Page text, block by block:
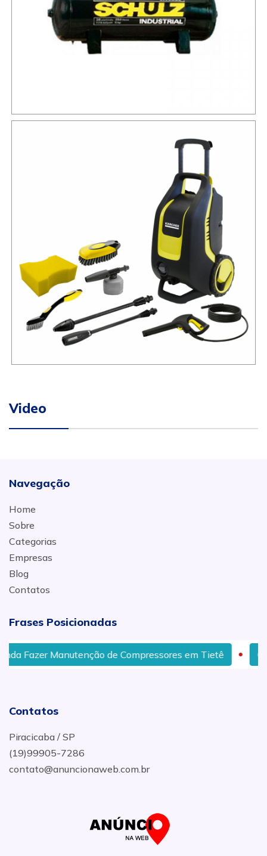
Video
Navegação
Home
Sobre
Categorias
Empresas
Blog
Contatos
Frases Posicionadas
Fazer Manutenção de Compressores em Tietê
Contatos
Piracicaba / SP
(19)99905-7286
contato@anuncionaweb.com.br